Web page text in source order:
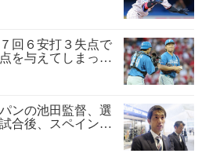
回６安打３失点で
を与えてしまった
ンの池田監督、選
合後、スペインか